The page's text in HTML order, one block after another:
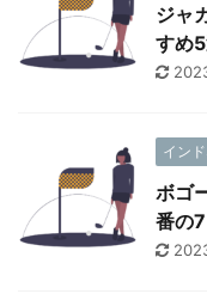
ジャ
すめ5
イン
ボゴ
番の7